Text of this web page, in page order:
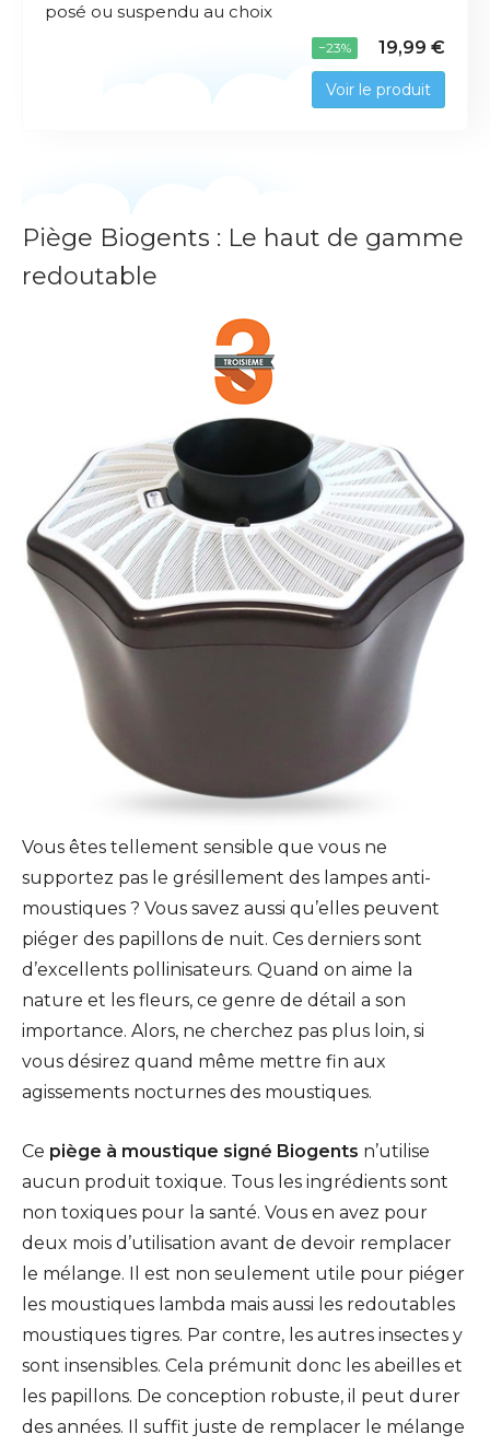
posé ou suspendu au choix
−23% 19,99 €
Voir le produit
Piège Biogents : Le haut de gamme
redoutable
Vous êtes tellement sensible que vous ne
supportez pas le grésillement des lampes anti-
moustiques ? Vous savez aussi qu’elles peuvent
piéger des papillons de nuit. Ces derniers sont
d’excellents pollinisateurs. Quand on aime la
nature et les fleurs, ce genre de détail a son
importance. Alors, ne cherchez pas plus loin, si
vous désirez quand même mettre fin aux
agissements nocturnes des moustiques.
Ce piège à moustique signé Biogents n’utilise
aucun produit toxique. Tous les ingrédients sont
non toxiques pour la santé. Vous en avez pour
deux mois d’utilisation avant de devoir remplacer
le mélange. Il est non seulement utile pour piéger
les moustiques lambda mais aussi les redoutables
moustiques tigres. Par contre, les autres insectes y
sont insensibles. Cela prémunit donc les abeilles et
les papillons. De conception robuste, il peut durer
des années. Il suffit juste de remplacer le mélange